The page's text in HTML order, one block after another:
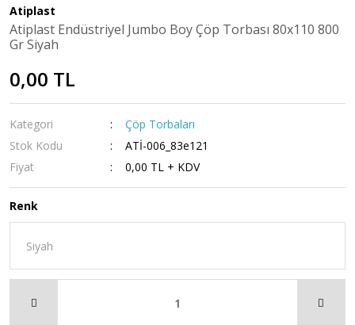
Atiplast
Atiplast Endüstriyel Jumbo Boy Çöp Torbası 80x110 800
Gr Siyah
0,00 TL
Kategori
Çöp Torbaları
Stok Kodu
ATİ-006_83e121
Fiyat
0,00 TL + KDV
Renk